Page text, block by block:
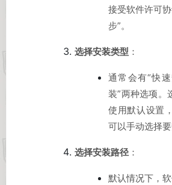
接受软件许可
步”。
选择安装类型 ：
通常会有“快
装”两种选项。
使用默认设置
可以手动选择要
选择安装路径：
默认情况下，